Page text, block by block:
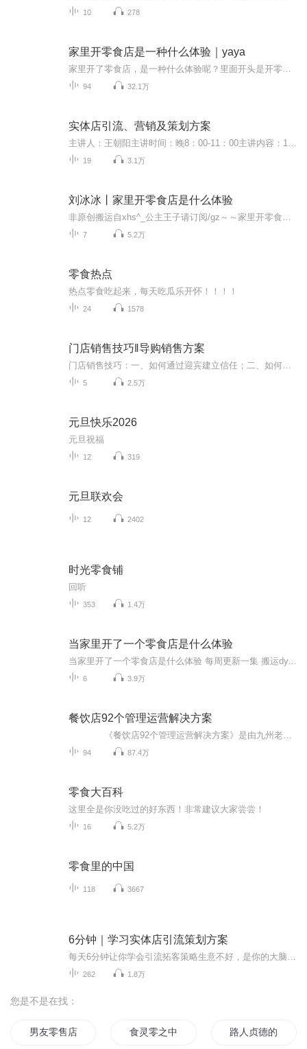
10 278
家里开零食店是一种什么体验｜yaya
94 32.1万
实体店引流、营销及策划方案
19 3.1万
刘冰冰丨家里开零食店是什么体验
7 5.2万
零食热点
热点零食吃起来，每天吃瓜乐开怀！！！！
24 1578
门店销售技巧‖导购销售方案
5 2.5万
元旦快乐2026
元旦祝福
12 319
元旦联欢会
12 2402
时光零食铺
回听
353 1.4万
当家里开了一个零食店是什么体验
当家里开了一个零食店是什么体验 每周更新一集 搬运dy.xhs.喜欢就订阅关注
6 3.9万
餐饮店92个管理运营解决方案
94 87.4万
零食大百科
这里全是你没吃过的好东西！非常建议大家尝尝！
16 5.2万
零食里的中国
118 3667
6分钟｜学习实体店引流策划方案
262 1.8万
您是不是在找：
男友零售店 食灵零之中的僵尸 路人贞德的养成